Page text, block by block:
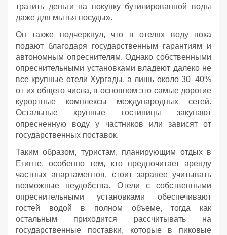
тратить деньги на покупку бутилированной воды
даже для мытья посуды».
Он также подчеркнул, что в отелях воду пока
подают благодаря государственным гарантиям и
автономным опреснителям. Однако собственными
опреснительными установками владеют далеко не
все крупные отели Хургады, а лишь около 30–40%
от их общего числа, в основном это самые дорогие
курортные комплексы международных сетей.
Остальные крупные гостиницы закупают
опресненную воду у частников или зависят от
государственных поставок.
Таким образом, туристам, планирующим отдых в
Египте, особенно тем, кто предпочитает аренду
частных апартаментов, стоит заранее учитывать
возможные неудобства. Отели с собственными
опреснительными установками обеспечивают
гостей водой в полном объеме, тогда как
остальным приходится рассчитывать на
государственные поставки, которые в пиковые